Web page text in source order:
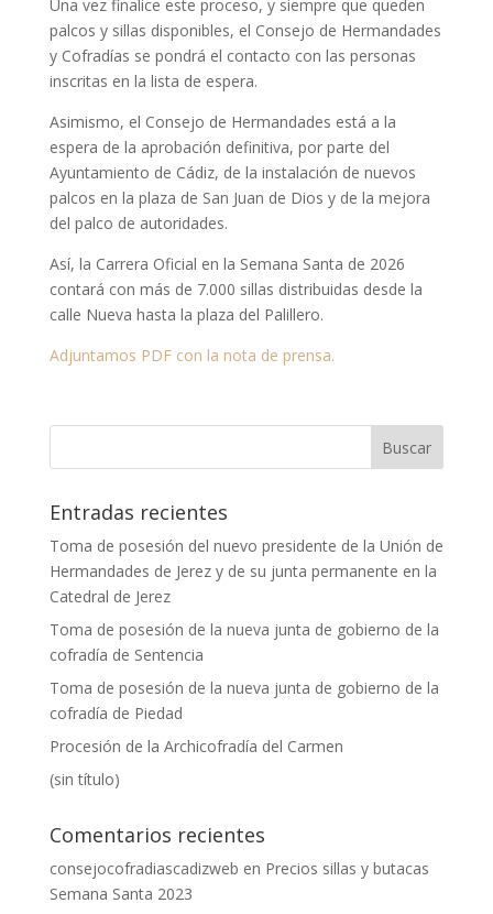
Una vez finalice este proceso, y siempre que queden
palcos y sillas disponibles, el Consejo de Hermandades
y Cofradías se pondrá el contacto con las personas
inscritas en la lista de espera.
Asimismo, el Consejo de Hermandades está a la
espera de la aprobación definitiva, por parte del
Ayuntamiento de Cádiz, de la instalación de nuevos
palcos en la plaza de San Juan de Dios y de la mejora
del palco de autoridades.
Así, la Carrera Oficial en la Semana Santa de 2026
contará con más de 7.000 sillas distribuidas desde la
calle Nueva hasta la plaza del Palillero.
Adjuntamos PDF con la nota de prensa.
Entradas recientes
Toma de posesión del nuevo presidente de la Unión de
Hermandades de Jerez y de su junta permanente en la
Catedral de Jerez
Toma de posesión de la nueva junta de gobierno de la
cofradía de Sentencia
Toma de posesión de la nueva junta de gobierno de la
cofradía de Piedad
Procesión de la Archicofradía del Carmen
(sin título)
Comentarios recientes
consejocofradiascadizweb en Precios sillas y butacas
Semana Santa 2023